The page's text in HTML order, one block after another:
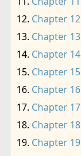
Chapter 12
Chapter 13
Chapter 14
Chapter 15
Chapter 16
Chapter 17
Chapter 18
Chapter 19